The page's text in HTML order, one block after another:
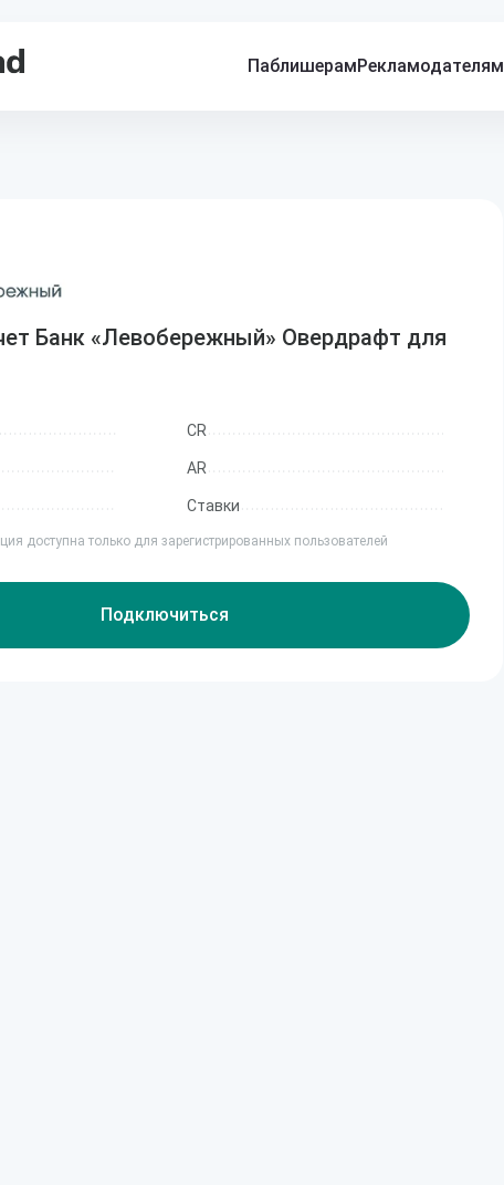
ПаблишерамРекламодателям
Банк «Левобережный» Овердрафт для
CR
AR
Ставки
доступна только для зарегистрированных пользователей
Подключиться